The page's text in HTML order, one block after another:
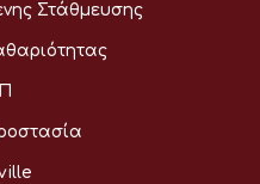
Στάθμευσης